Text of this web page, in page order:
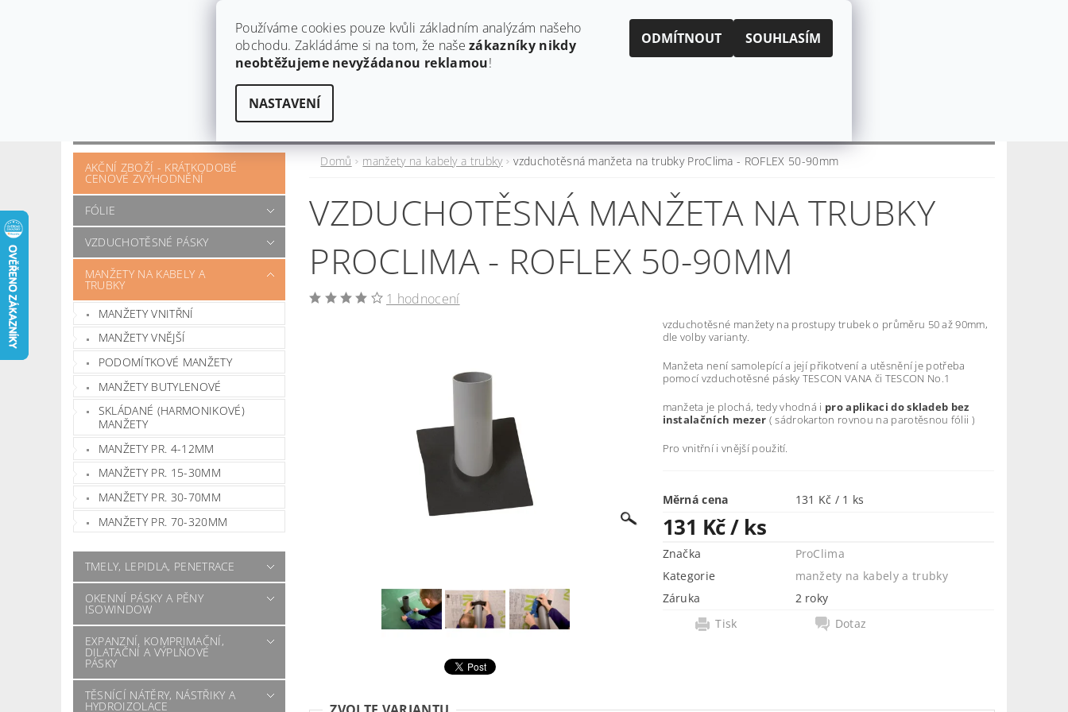
606624953 obchod@estaf.cz
OBCHODNÍ PODMÍNKY KONTAKTY
OTÁZKY A POŽADAVKY
AKČNÍ ZBOŽÍ - KRÁTKODOBÉ
CENOVÉ ZVÝHODNĚNÍ
FÓLIE
VZDUCHOTĚSNÉ PÁSKY
MANŽETY NA KABELY A
TRUBKY
MANŽETY VNITŘNÍ
MANŽETY VNĚJŠÍ
PODOMÍTKOVÉ MANŽETY
MANŽETY BUTYLENOVÉ
SKLÁDANÉ (HARMONIKOVÉ)
MANŽETY
MANŽETY PR. 4-12MM
MANŽETY PR. 15-30MM
MANŽETY PR. 30-70MM
MANŽETY PR. 70-320MM
TMELY, LEPIDLA, PENETRACE
OKENNÍ PÁSKY A PĚNY
ISOWINDOW
EXPANZNÍ, KOMPRIMAČNÍ,
DILATAČNÍ A VÝPLŇOVÉ
PÁSKY
TĚSNÍCÍ NÁTĚRY, NÁSTŘIKY A
HYDROIZOLACE
Domů manžety na kabely a trubky vzduchotěsná manžeta na trubky ProClima - ROFLEX 50-90mm
VZDUCHOTĚSNÁ MANŽETA NA TRUBKY
PROCLIMA - ROFLEX 50-90MM
1 hodnocení
vzduchotěsné manžety na prostupy trubek o průměru 50 až 90mm,
dle volby varianty.
Manžeta není samolepící a její přikotvení a utěsnění je potřeba
pomocí vzduchotěsné pásky TESCON VANA či TESCON No.1
manžeta je plochá, tedy vhodná i pro aplikaci do skladeb bez
instalačních mezer ( sádrokarton rovnou na parotěsnou fólii )
Pro vnitřní i vnější použití.
Měrná cena 131 Kč / 1 ks
131 Kč/ ks
Značka
ProClima
Kategorie
manžety na kabely a trubky
Záruka
2 roky
Tisk
Dotaz
Používáme cookies pouze kvůli základním analýzám našeho
obchodu. Zakládáme si na tom, že našezákazníky nikdy
neobtěžujeme nevyžádanou reklamou!
NASTAVENÍ
ODMÍTNOUT SOUHLASÍM